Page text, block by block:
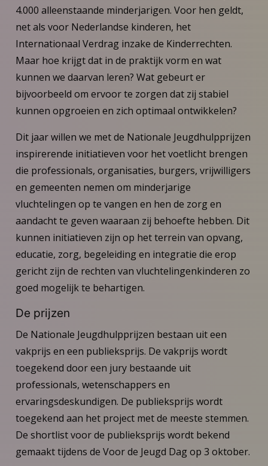
4.000 alleenstaande minderjarigen. Voor hen geldt,
net als voor Nederlandse kinderen, het
Internationaal Verdrag inzake de Kinderrechten.
Maar hoe krijgt dat in de praktijk vorm en wat
kunnen we daarvan leren? Wat gebeurt er
bijvoorbeeld om ervoor te zorgen dat zij stabiel
kunnen opgroeien en zich optimaal ontwikkelen?
Dit jaar willen we met de Nationale Jeugdhulpprijzen
inspirerende initiatieven voor het voetlicht brengen
die professionals, organisaties, burgers, vrijwilligers
en gemeenten nemen om minderjarige
vluchtelingen op te vangen en hen de zorg en
aandacht te geven waaraan zij behoefte hebben. Dit
kunnen initiatieven zijn op het terrein van opvang,
educatie, zorg, begeleiding en integratie die erop
gericht zijn de rechten van vluchtelingenkinderen zo
goed mogelijk te behartigen.
De prijzen
De Nationale Jeugdhulpprijzen bestaan uit een
vakprijs en een publieksprijs. De vakprijs wordt
toegekend door een jury bestaande uit
professionals, wetenschappers en
ervaringsdeskundigen. De publieksprijs wordt
toegekend aan het project met de meeste stemmen.
De shortlist voor de publieksprijs wordt bekend
gemaakt tijdens de Voor de Jeugd Dag op 3 oktober.